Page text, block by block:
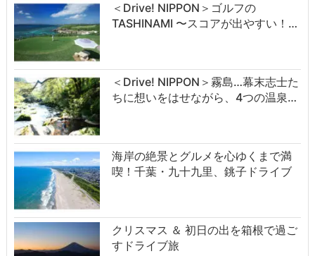
＜Drive! NIPPON＞ゴルフの
TASHINAMI 〜スコアが出やすい！…
＜Drive! NIPPON＞霧島…幕末志士た
ちに想いをはせながら、4つの温泉…
海岸の絶景とグルメを心ゆくまで満
喫！千葉・九十九里、銚子ドライブ
クリスマス ＆ 初日の出を箱根で過ご
すドライブ旅